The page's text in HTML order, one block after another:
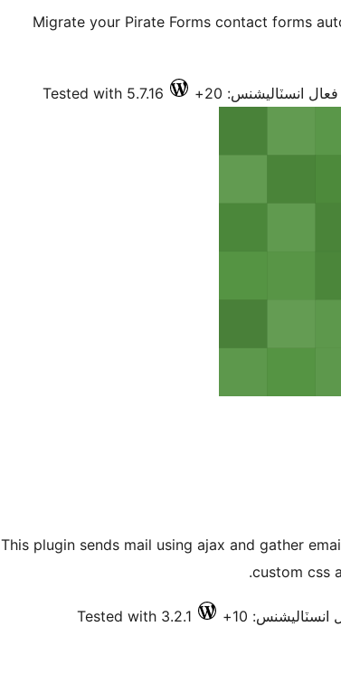
Migrate your Pirate Forms contact forms
فعال انسٽاليشنس: 20+ Tested with 5.7.16
This plugin sends mail using ajax and gather
custom css
انسٽاليشنس: 10+ Tested with 3.2.1